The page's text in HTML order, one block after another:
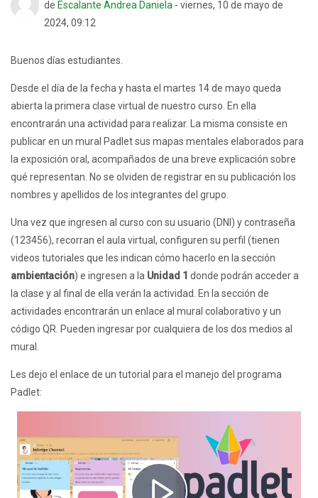
Buenos días estudiantes.
Desde el día de la fecha y hasta el martes 14 de mayo queda
abierta la primera clase virtual de nuestro curso. En ella
encontrarán una actividad para realizar. La misma consiste en
publicar en un mural Padlet sus mapas mentales elaborados para
la exposición oral, acompañados de una breve explicación sobre
qué representan. No se olviden de registrar en su publicación los
nombres y apellidos de los integrantes del grupo.
Una vez que ingresen al curso con su usuario (DNI) y contraseña
(123456), recorran el aula virtual, configuren su perfil (tienen
videos tutoriales que les indican cómo hacerlo en la sección
ambientación) e ingresen a la Unidad 1 donde podrán acceder a
la clase y al final de ella verán la actividad. En la sección de
actividades encontrarán un enlace al mural colaborativo y un
código QR. Pueden ingresar por cualquiera de los dos medios al
mural.
Les dejo el enlace de un tutorial para el manejo del programa
Padlet:
de Escalante Andrea Daniela -viernes, 10 de mayo de
2024, 09:12
Número de respuestas: 0